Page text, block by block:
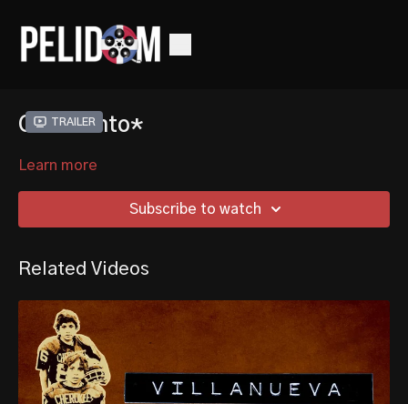
Trailer
Quebranto*
Learn more
Subscribe to watch
Related Videos